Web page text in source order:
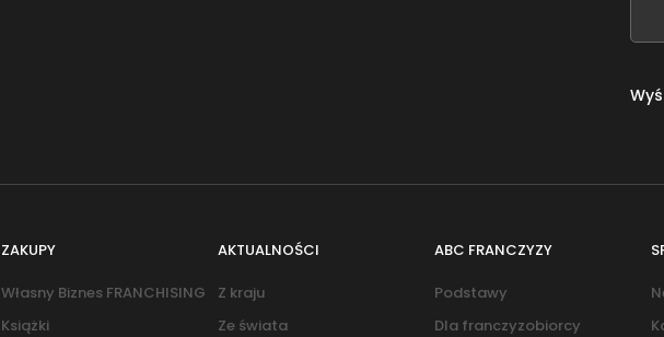
ZAKUPY
Własny Biznes FRANCHISING
Książki
AKTUALNOŚCI
Z kraju
Ze świata
ABC FRANCZYZY
Podstawy
Dla franczyzobiorcy